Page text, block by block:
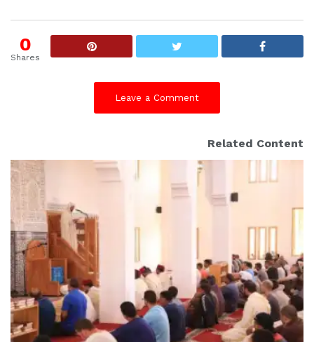
0
Shares
Leave a Comment
Related Content